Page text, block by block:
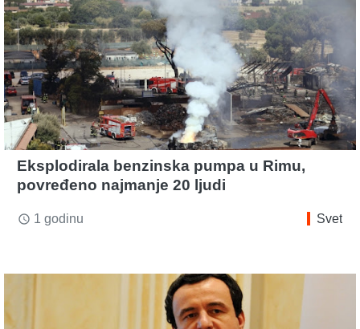
Eksplodirala benzinska pumpa u Rimu,
povređeno najmanje 20 ljudi
access_time 1 godinu Svet